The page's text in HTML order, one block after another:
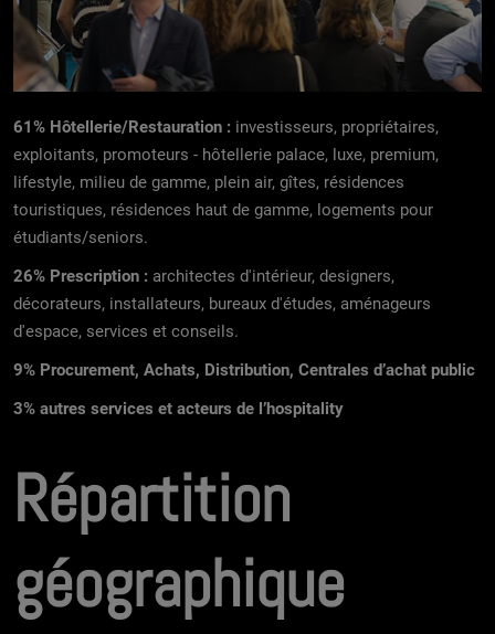
61% Hôtellerie/Restauration : investisseurs, propriétaires,
exploitants, promoteurs - hôtellerie palace, luxe, premium,
lifestyle, milieu de gamme, plein air, gîtes, résidences
touristiques, résidences haut de gamme, logements pour
étudiants/seniors.
26% Prescription : architectes d'intérieur, designers,
décorateurs, installateurs, bureaux d'études, aménageurs
d'espace, services et conseils.
9% Procurement, Achats, Distribution, Centrales d’achat public
3% autres services et acteurs de l’hospitality
Répartition
géographique